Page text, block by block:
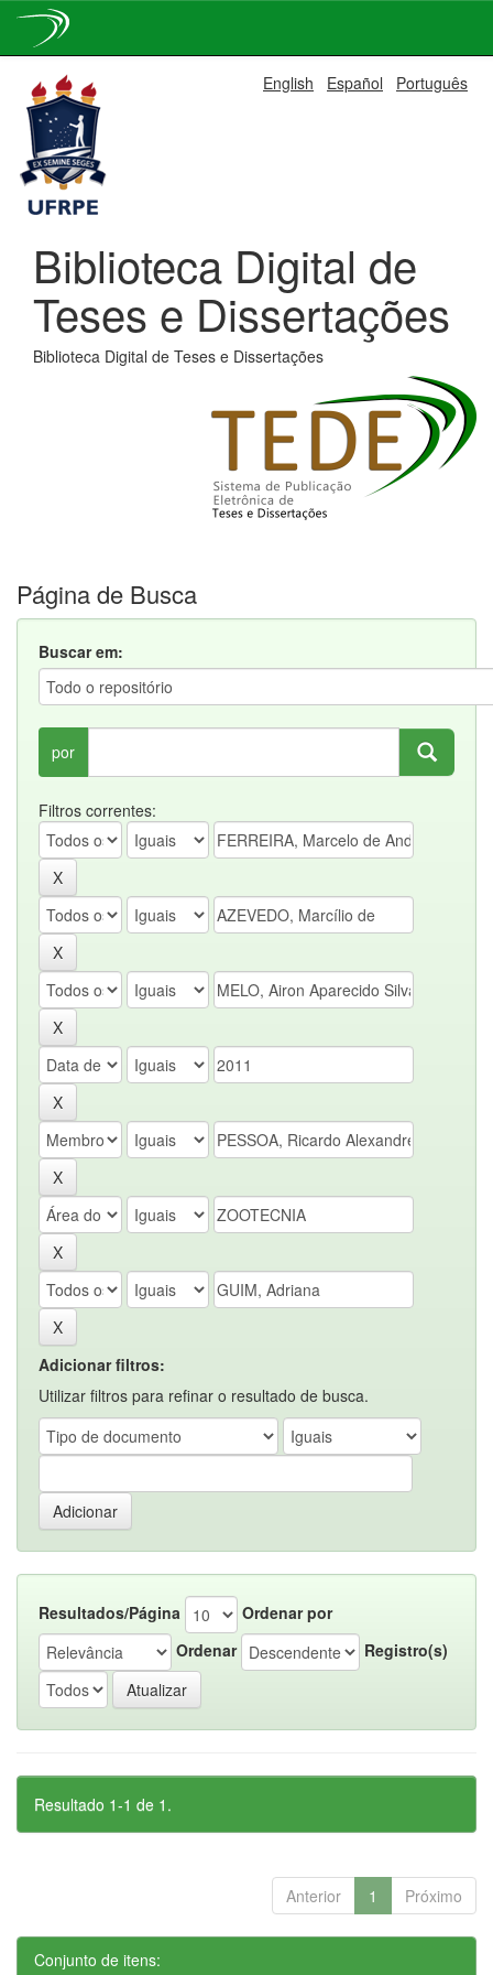
navigation
English Español Português
Biblioteca Digital de
Teses e Dissertações
Biblioteca Digital de Teses e Dissertações
Página de Busca
Buscar em:
por
Filtros correntes:
Adicionar filtros:
Utilizar filtros para refinar o resultado de busca.
Resultados/Página
Ordenar por
Ordenar
Registro(s)
Resultado 1-1 de 1.
Anterior 1 Próximo
Conjunto de itens: